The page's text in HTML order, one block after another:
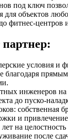
под ключ
для объектов
фитнес-центров
условия и
благодаря
инженеров на
до пуско-
собственная
и
на
после